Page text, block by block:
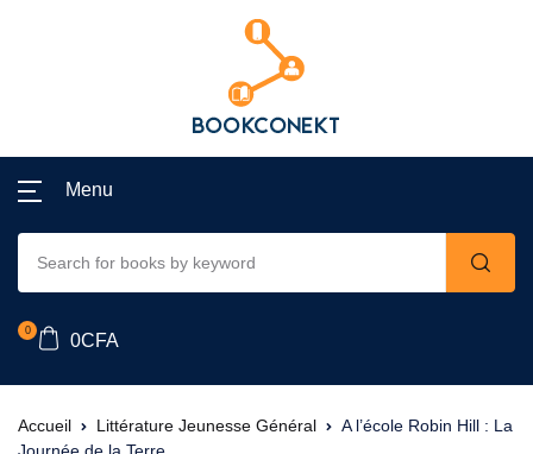
Menu
0
0CFA
Accueil Littérature Jeunesse Général
A l’école Robin Hill : La